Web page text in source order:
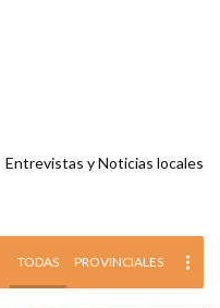
Entrevistas y Noticias locales
TODAS PROVINCIALES